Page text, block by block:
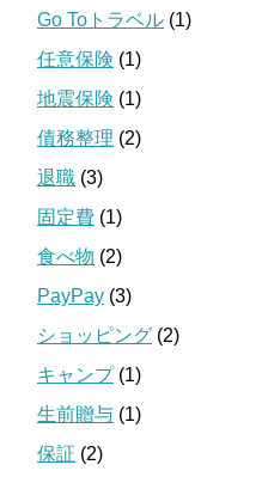
Go Toトラベル (1)
任意保険 (1)
地震保険 (1)
債務整理 (2)
退職 (3)
固定費 (1)
食べ物 (2)
PayPay (3)
ショッピング (2)
キャンプ(1)
生前贈与 (1)
保証 (2)